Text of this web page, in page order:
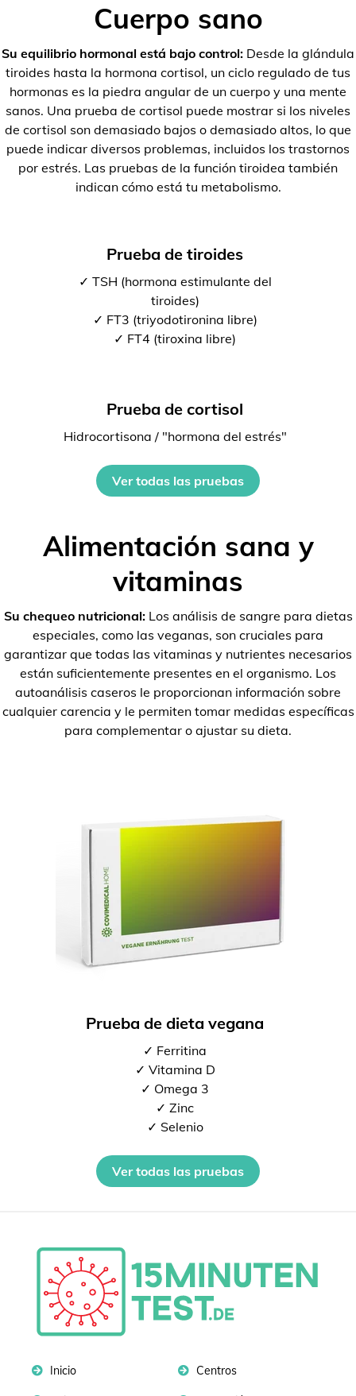
Cuerpo sano
Su equilibrio hormonal está bajo control: Desde la glándula
tiroides hasta la hormona cortisol, un ciclo regulado de tus
hormonas es la piedra angular de un cuerpo y una mente
sanos. Una prueba de cortisol puede mostrar si los niveles
de cortisol son demasiado bajos o demasiado altos, lo que
puede indicar diversos problemas, incluidos los trastornos
por estrés. Las pruebas de la función tiroidea también
indican cómo está tu metabolismo.
Prueba de tiroides
✓ TSH (hormona estimulante del
tiroides)
✓ FT3 (triyodotironina libre)
✓ FT4 (tiroxina libre)
Prueba de cortisol
Hidrocortisona / "hormona del estrés"
Ver todas las pruebas
Alimentación sana y
vitaminas
Su chequeo nutricional:Los análisis de sangre para dietas
especiales, como las veganas, son cruciales para
garantizar que todas las vitaminas y nutrientes necesarios
están suficientemente presentes en el organismo. Los
autoanálisis caseros le proporcionan información sobre
cualquier carencia y le permiten tomar medidas específicas
para complementar o ajustar su dieta.
Prueba de dieta vegana
✓ Ferritina
✓ Vitamina D
✓ Omega 3
✓ Zinc
✓ Selenio
Ver todas las pruebas
Inicio Centros